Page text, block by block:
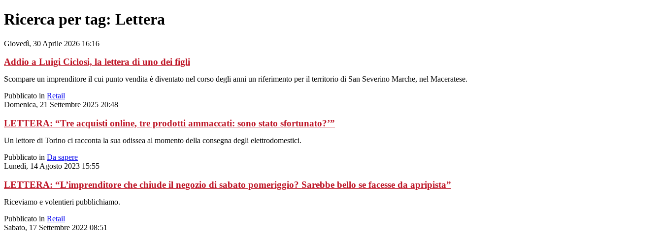
Ricerca per tag: Lettera
Giovedì, 30 Aprile 2026 16:16
Addio a Luigi Ciclosi, la lettera di uno dei figli
Scompare un imprenditore il cui punto vendita è diventato nel corso degli anni un riferimento per il territorio di San Severino Marche, nel Maceratese.
Pubblicato in Retail
Domenica, 21 Settembre 2025 20:48
LETTERA: “Tre acquisti online, tre prodotti ammaccati: sono stato sfortunato?’”
Un lettore di Torino ci racconta la sua odissea al momento della consegna degli elettrodomestici.
Pubblicato in Da sapere
Lunedì, 14 Agosto 2023 15:55
LETTERA: “L’imprenditore che chiude il negozio di sabato pomeriggio? Sarebbe bello se facesse da apripista”
Riceviamo e volentieri pubblichiamo.
Pubblicato in Retail
Sabato, 17 Settembre 2022 08:51